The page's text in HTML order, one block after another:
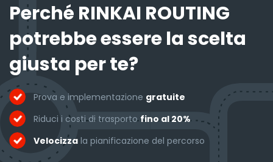
Perché RINKAI ROUTING
potrebbe essere la scelta
giusta per te?
Prova e implementazione gratuite
Riduci i costi di trasportofino al 20%
Velocizza la pianificazione del percorso